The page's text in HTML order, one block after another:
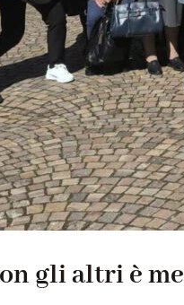
gli altri è